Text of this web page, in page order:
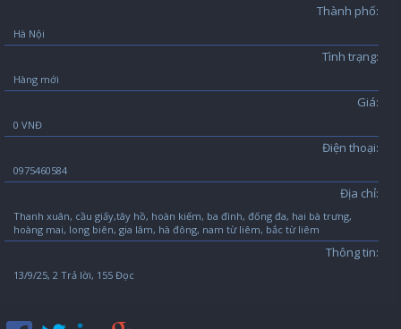
Thành phố:
Hà Nội
Tình trạng:
Hàng mới
Giá:
0 VNĐ
Điện thoại:
0975460584
Địa chỉ:
Thanh xuân, cầu giấy,tây hồ, hoàn kiếm, ba đình, đống đa, hai bà trưng,
hoàng mai, long biên, gia lâm, hà đông, nam từ liêm, bắc từ liêm
Thông tin:
13/9/25, 2 Trả lời, 155 Đọc